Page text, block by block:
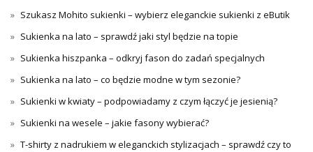
Szukasz Mohito sukienki – wybierz eleganckie sukienki z eButik
Sukienka na lato – sprawdź jaki styl będzie na topie
Sukienka hiszpanka – odkryj fason do zadań specjalnych
Sukienka na lato – co będzie modne w tym sezonie?
Sukienki w kwiaty – podpowiadamy z czym łączyć je jesienią?
Sukienki na wesele – jakie fasony wybierać?
T-shirty z nadrukiem w eleganckich stylizacjach – sprawdź czy to